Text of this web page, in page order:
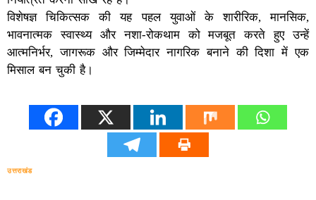
विशेषज्ञ चिकित्सक की यह पहल युवाओं के शारीरिक, मानसिक,
भावनात्मक स्वास्थ्य और नशा-रोकथाम को मजबूत करते हुए उन्हें
आत्मनिर्भर, जागरूक और जिम्मेदार नागरिक बनाने की दिशा में एक
मिसाल बन चुकी है।
उत्तराखंड